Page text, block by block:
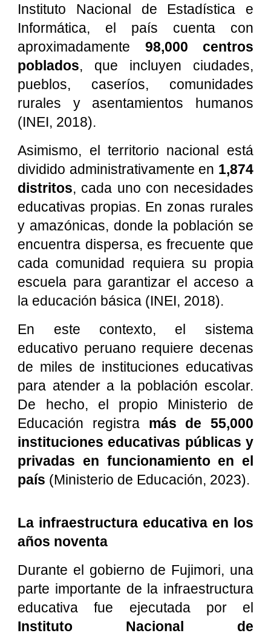
Instituto Nacional de Estadística e
Informática, el país cuenta con
aproximadamente 98,000 centros
poblados, que incluyen ciudades,
pueblos, caseríos, comunidades
rurales y asentamientos humanos
(INEI, 2018).
Asimismo, el territorio nacional está
dividido administrativamente en 1,874
distritos, cada uno con necesidades
educativas propias. En zonas rurales
y amazónicas, donde la población se
encuentra dispersa, es frecuente que
cada comunidad requiera su propia
escuela para garantizar el acceso a
la educación básica (INEI, 2018).
En este contexto, el sistema
educativo peruano requiere decenas
de miles de instituciones educativas
para atender a la población escolar.
De hecho, el propio Ministerio de
Educación registra más de 55,000
instituciones educativas públicas y
privadas en funcionamiento en el
país (Ministerio de Educación, 2023).
La infraestructura educativa en los
años noventa
Durante el gobierno de Fujimori, una
parte importante de la infraestructura
educativa fue ejecutada por el
Instituto Nacional de